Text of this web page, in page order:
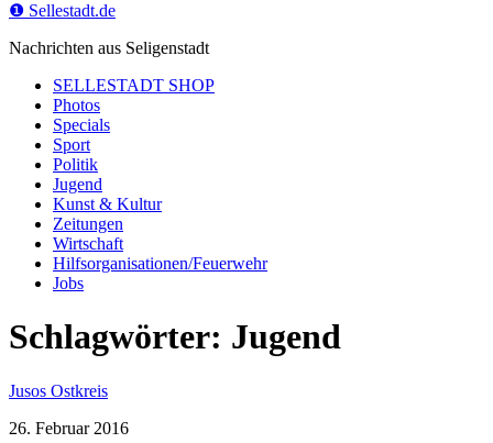
❶ Sellestadt.de
Nachrichten aus Seligenstadt
SELLESTADT SHOP
Photos
Specials
Sport
Politik
Jugend
Kunst & Kultur
Zeitungen
Wirtschaft
Hilfsorganisationen/Feuerwehr
Jobs
Schlagwörter: Jugend
Jusos Ostkreis
26. Februar 2016